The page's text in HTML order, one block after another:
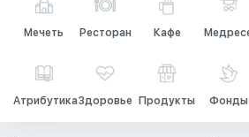
Мечеть Ресторан Кафе
АтрибутикаЗдоровье Продукты Фонды